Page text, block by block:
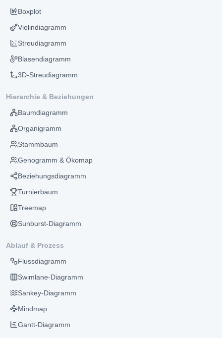
Boxplot
Violindiagramm
Streudiagramm
Blasendiagramm
3D-Streudiagramm
Hierarchie & Beziehungen
Baumdiagramm
Organigramm
Stammbaum
Genogramm & Ökomap
Beziehungsdiagramm
Turnierbaum
Treemap
Sunburst-Diagramm
Ablauf & Prozess
Flussdiagramm
Swimlane-Diagramm
Sankey-Diagramm
Mindmap
Gantt-Diagramm